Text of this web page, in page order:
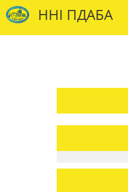
ННІ ПДАБА